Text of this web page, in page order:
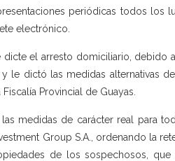
periódicas todos los
electrónico.
el arresto domiciliario, debido
le dictó las medidas alternativas
Provincial de Guayas.
medidas de carácter real para
Group S.A., ordenando la
de los sospechosos, que